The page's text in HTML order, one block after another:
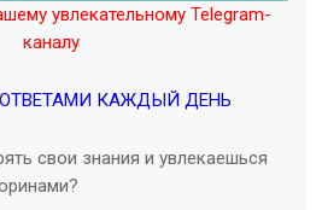
увлекательному Telegram-
каналу
КАЖДЫЙ ДЕНЬ
свои знания и увлекаешься